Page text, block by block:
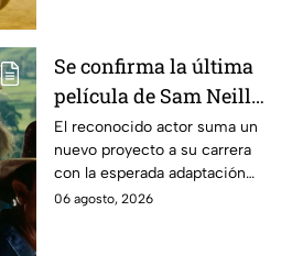
Se confirma la última
película de Sam Neill
antes de morir: esto es
lo que se sabe hasta
ahora
El reconocido actor suma un
nuevo proyecto a su carrera
con la esperada adaptación
cinematográfica del popular
06 agosto, 2026